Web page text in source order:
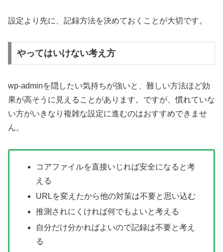
設定より先に、記録方法を決めておくことが大切です。
やってはいけない考え方
wp-adminを隠したい気持ちが強いと、難しい方法ほど効
果が高そうに見えることがあります。ですが、慣れていな
い方がいきなり複雑な設定に進むのはおすすめできませ
ん。
コアファイルを直接いじれば安全になると考
える
URLを変えたから他の対策は不要と思い込む
推測されにくければ何でもよいと考える
自分だけ分かればよいので記録は不要と考え
る